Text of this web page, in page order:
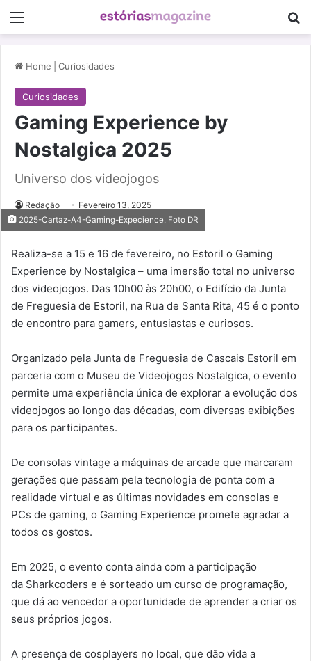
Menu
Home Curiosidades
Curiosidades
Gaming Experience by
Nostalgica 2025
Universo dos videojogos
Redação Fevereiro 13, 2025
2025-Cartaz-A4-Gaming-Expecience. Foto DR
Realiza-se a 15 e 16 de fevereiro, no Estoril o Gaming
Experience by Nostalgica – uma imersão total no universo
dos videojogos. Das 10h00 às 20h00, o Edifício da Junta
de Freguesia de Estoril, na Rua de Santa Rita, 45 é o ponto
de encontro para gamers, entusiastas e curiosos.
Organizado pela Junta de Freguesia de Cascais Estoril em
parceria com o Museu de Videojogos Nostalgica, o evento
permite uma experiência única de explorar a evolução dos
videojogos ao longo das décadas, com diversas exibições
para os participantes.
De consolas vintage a máquinas de arcade que marcaram
gerações que passam pela tecnologia de ponta com a
realidade virtual e as últimas novidades em consolas e
PCs de gaming, o Gaming Experience promete agradar a
todos os gostos.
Em 2025, o evento conta ainda com a participação
da Sharkcoders e é sorteado um curso de programação,
que dá ao vencedor a oportunidade de aprender a criar os
seus próprios jogos.
A presença de cosplayers no local, que dão vida a